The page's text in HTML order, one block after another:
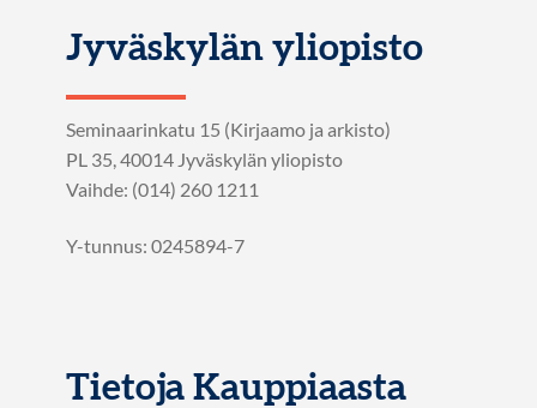
Jyväskylän yliopisto
Seminaarinkatu 15 (Kirjaamo ja arkisto)
PL 35, 40014 Jyväskylän yliopisto
Vaihde: (014) 260 1211
Y-tunnus: 0245894-7
Tietoja Kauppiaasta